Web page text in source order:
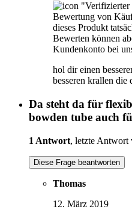
"Verifizierter
Bewertung von
dieses Produkt
Bewerten können
Kundenkonto bei
hol dir einen
besseren krallen die
Da steht da für
bowden tube auch
1 Antwort, letzte Antwort
Diese Frage beantworten
Thomas
12. März 2019